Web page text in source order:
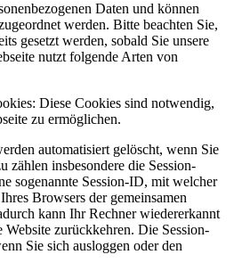
Daten und können
werden. Bitte beachten Sie,
gesetzt werden, sobald Sie unsere
nutzt folgende Arten von
Diese Cookies sind notwendig,
zu ermöglichen.
automatisiert gelöscht, wenn Sie
zählen insbesondere die Session-
sogenannte Session-ID, mit welcher
Browsers der gemeinsamen
kann Ihr Rechner wiedererkannt
zurückkehren. Die Session-
Sie sich ausloggen oder den